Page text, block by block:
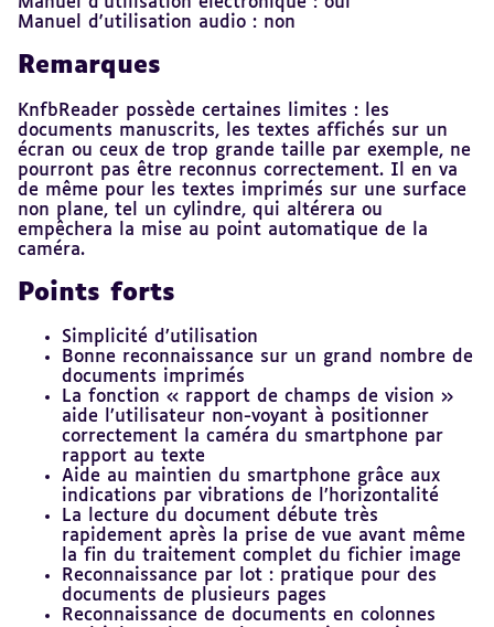
Manuel d'utilisation audio : non
Remarques
KnfbReader possède certaines limites : les
documents manuscrits, les textes affichés sur un
écran ou ceux de trop grande taille par exemple, ne
pourront pas être reconnus correctement. Il en va
de même pour les textes imprimés sur une surface
non plane, tel un cylindre, qui altérera ou
empêchera la mise au point automatique de la
caméra.
Points forts
Simplicité d’utilisation
Bonne reconnaissance sur un grand nombre de
documents imprimés
La fonction « rapport de champs de vision »
aide l’utilisateur non-voyant à positionner
correctement la caméra du smartphone par
rapport au texte
Aide au maintien du smartphone grâce aux
indications par vibrations de l’horizontalité
La lecture du document débute très
rapidement après la prise de vue avant même
la fin du traitement complet du fichier image
Reconnaissance par lot : pratique pour des
documents de plusieurs pages
Reconnaissance de documents en colonnes